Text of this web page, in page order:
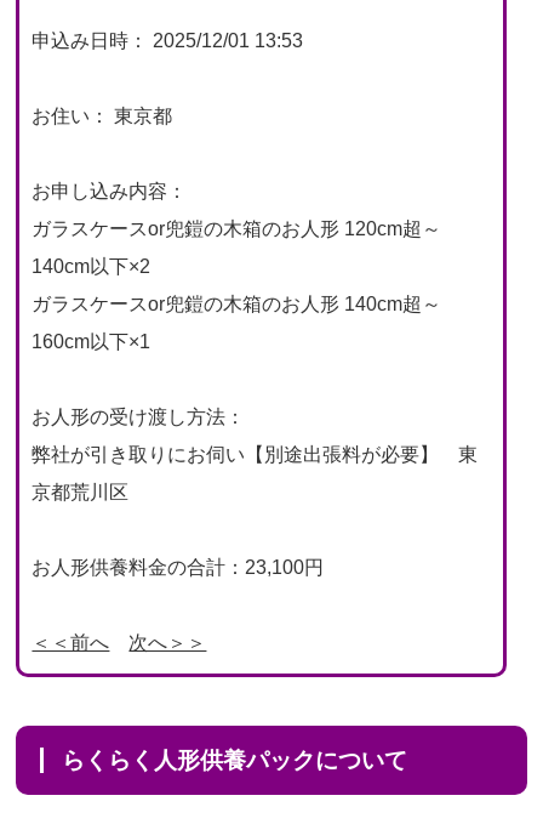
申込み日時： 2025/12/01 13:53
お住い： 東京都
お申し込み内容：
ガラスケースor兜鎧の木箱のお人形 120cm超～
140cm以下×2
ガラスケースor兜鎧の木箱のお人形 140cm超～
160cm以下×1
お人形の受け渡し方法：
弊社が引き取りにお伺い【別途出張料が必要】 東
京都荒川区
お人形供養料金の合計：23,100円
＜＜前へ 次へ＞＞
らくらく人形供養パックについて